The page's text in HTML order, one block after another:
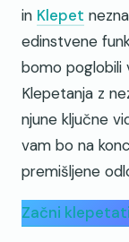
in Klepet
edinstvene
bomo poglobili
Klepetanja z
njune ključne
vam bo na
premišljene
Začni klepetati